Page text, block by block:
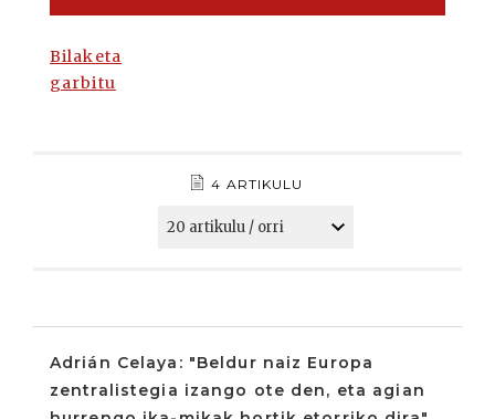
Bilaketa
garbitu
4 ARTIKULU
Adrián Celaya: "Beldur naiz Europa
zentralistegia izango ote den, eta agian